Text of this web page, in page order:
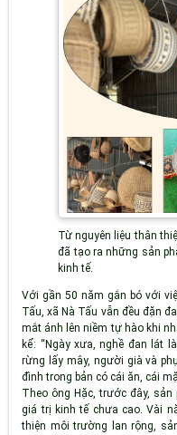
Từ nguyên liệu thân
đã tạo ra những sản
kinh tế.
Với gần 50 năm gắn bó với
Tấu, xã Nà Tấu vẫn đều đặn
mắt ánh lên niềm tự hào khi
kể: “Ngày xưa, nghề đan lát
rừng lấy mây, người già và
đình trong bản có cái ăn, cái
Theo ông Hặc, trước đây,
giá trị kinh tế chưa cao. Vài
thiện môi trường lan rộng,